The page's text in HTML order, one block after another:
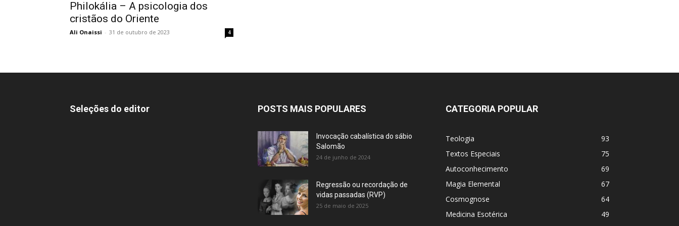
Philokália – A psicologia dos
cristãos do Oriente
Ali Onaissi - 31 de outubro de 2023 4
Seleções do editor POSTS MAIS POPULARES
Invocação cabalística do sábio
Salomão
24 de junho de 2024
Regressão ou recordação de
vidas passadas (RVP)
25 de maio de 2025
CATEGORIA POPULAR
Teologia
93
Textos Especiais
75
Autoconhecimento
69
Magia Elemental
67
Cosmognose
64
Medicina Esotérica
49